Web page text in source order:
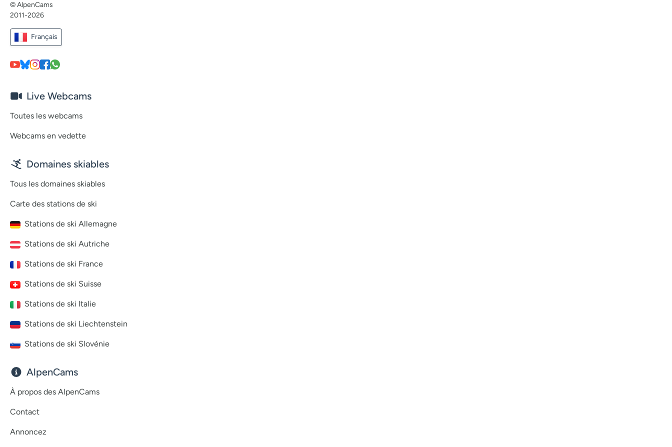
© AlpenCams
2011-2026
Français
Live Webcams
Toutes les webcams
Webcams en vedette
Domaines skiables
Tous les domaines skiables
Carte des stations de ski
Stations de ski Allemagne
Stations de ski Autriche
Stations de ski France
Stations de ski Suisse
Stations de ski Italie
Stations de ski Liechtenstein
Stations de ski Slovénie
AlpenCams
À propos des AlpenCams
Contact
Annoncez